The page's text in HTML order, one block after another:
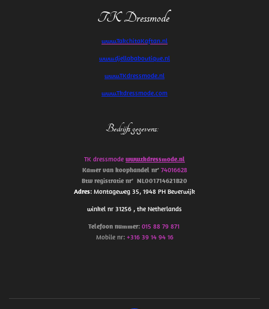
TK Dressmode
www.TakchitaKaftan.nl
www.djellababoutique.nl
www.TKdressmode.nl
www.Tkdressmode.com
Bedrijfs gegevens:
TK dressmode www.tkdressmode.nl
Kamer van koophandel nr’ 74016628
Btw registratie nr’ NL001714621B20
Adres: Montageweg 35, 1948 PH Beverwijk
winkel nr 31256 , the Netherlands
Telefoon nummer:015 88 79 871
Mobile nr: +316 39 14 94 16